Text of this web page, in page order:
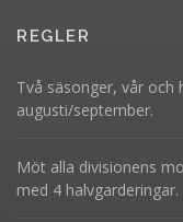
REGLER
Två säsonger, vår och
augusti/september.
Möt alla divisionens
med 4 halvgarderingar.